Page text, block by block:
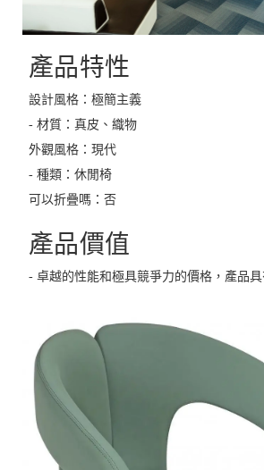
產品特性
設計風格：極簡主義
- 材質：真皮、織物
外觀風格：現代
- 種類：休閒椅
可以折疊嗎：否
產品價值
- 卓越的性能和極具競爭力的價格，產品具